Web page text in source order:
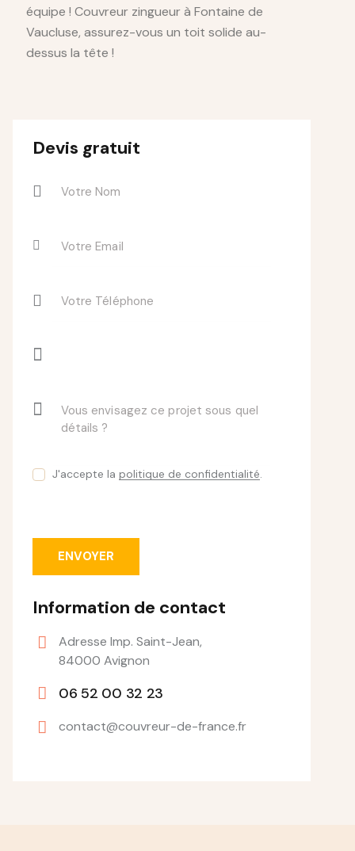
équipe ! Couvreur zingueur à Fontaine de
Vaucluse, assurez-vous un toit solide au-
dessus la tête !
Devis gratuit
J'accepte la politique de confidentialité.
Information de contact
Adresse Imp. Saint-Jean,
84000 Avignon
06 52 00 32 23
contact@couvreur-de-france.fr